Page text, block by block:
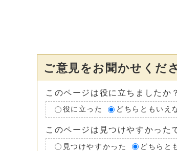
ご意見をお聞かせくだ
このページは役に立ちましたか？
役に立った どちらともいえ
このページは見つけやすかった
見つけやすかった どちらと